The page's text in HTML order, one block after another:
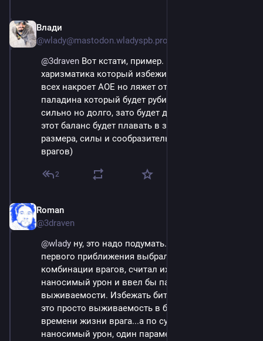
Влади
@wlady@mastodon.wladyspb.pro
@3draven Вот кстати, пример. Как убалансировать
харизматика который избежит боя, мага который
всех накроет АОЕ но ляжет от пары тычек, и
паладина который будет рубить врагов поштучно,
сильно но долго, зато будет держать урон. И как
этот баланс будет плавать в зависимости от
размера, силы и сообразительности пачки
врагов)
2
Roman
@3draven
@wlady ну, это надо подумать. Но я бы для
первого приближения выбрал битвы. Собирал бы
комбинации врагов, считал их время смерти и
наносимый урон и ввел бы параметр
выживаемости. Избежать битвы или поубивать
это просто выживаемость в битве. С учетом
времени жизни врага...а по сути суммарный
наносимый урон, один параметр, влияющий на